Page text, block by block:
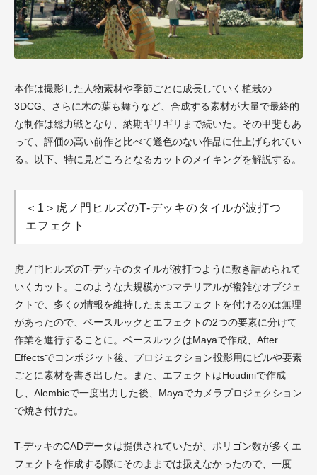
本作は撮影した人物素材や季節ごとに成長していく植栽の
3DCG、さらに木の葉も舞うなど、合成する素材が大量で最終的
な制作は総力戦となり、納期ギリギリまで続いた。その甲斐もあ
って、評価の高い前作と比べて遜色のない作品に仕上げられてい
る。以下、特に見どころとなるカットのメイキングを解説する。
＜1＞虎ノ門ヒルズのT-デッキのタイルが波打つ
エフェクト
虎ノ門ヒルズのT-デッキのタイルが波打つように敷き詰められて
いくカット。このような大規模かつマテリアルが複雑なオブジェ
クトで、多くの情報を維持したままエフェクトを付けるのは無理
があったので、ベースルックとエフェクトの2つの要素に分けて
作業を進行することに。ベースルックはMayaで作成、 After
Effectsでコンポジット後、プロジェクション投影用にビルや要素
ごとに素材を書き出した。また、エフェクトはHoudiniで作成
し、Alembicで一度出力した後、 Mayaでカメラプロジェクション
で焼き付けた。
T-デッキのCADデータは提供されていたが、ポリゴン数が多くエ
フェクトを作成する際にそのままでは扱えなかったので、一度